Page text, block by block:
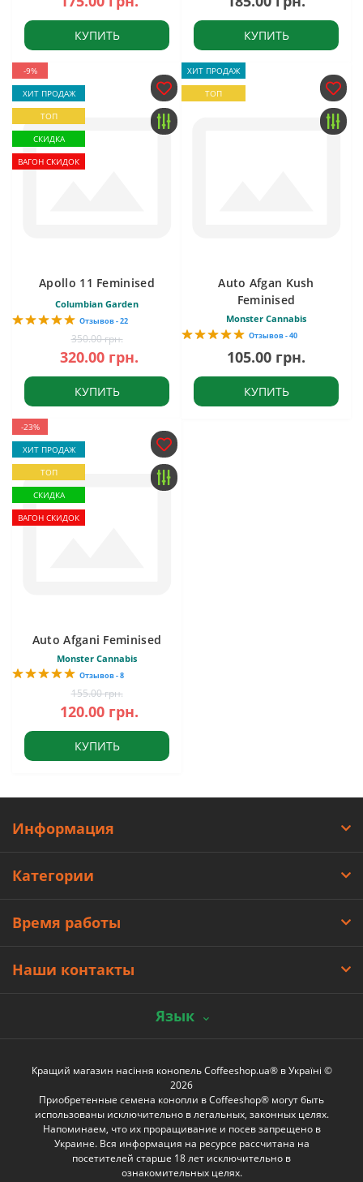
КУПИТЬ КУПИТЬ
-9%
ХИТ ПРОДАЖ
ТОП
СКИДКА
ВАГОН СКИДОК
Apollo 11 Feminised
Columbian Garden
Отзывов - 22
350.00 грн.
320.00 грн.
КУПИТЬ
ХИТ ПРОДАЖ
ТОП
Auto Afgan Kush
Feminised
Monster Cannabis
Отзывов - 40
105.00 грн.
КУПИТЬ
-23%
ХИТ ПРОДАЖ
ТОП
СКИДКА
ВАГОН СКИДОК
Auto Afgani Feminised
Monster Cannabis
Отзывов - 8
155.00 грн.
120.00 грн.
КУПИТЬ
Информация
Категории
Время работы
Наши контакты
Язык
Кращий магазин насіння конопель Coffeeshop.ua® в Україні ©
2026
Приобретенные семена конопли в Coffeeshop® могут быть
использованы исключительно в легальных, законных целях.
Напоминаем, что их проращивание и посев запрещено в
Украине. Вся информация на ресурсе рассчитана на
посетителей старше 18 лет исключительно в
ознакомительных целях.